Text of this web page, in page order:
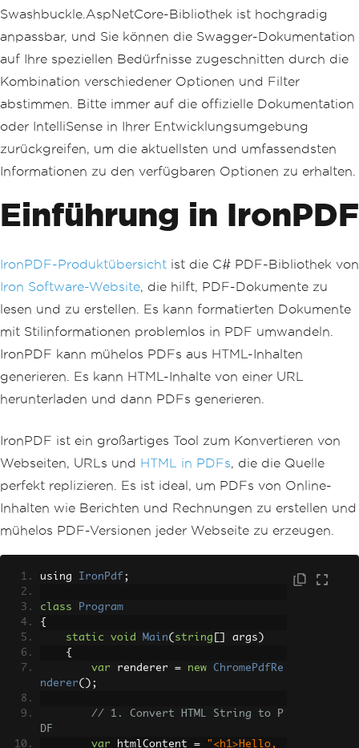
Swashbuckle.AspNetCore-Bibliothek ist hochgradig
anpassbar, und Sie können die Swagger-Dokumentation
auf Ihre speziellen Bedürfnisse zugeschnitten durch die
Kombination verschiedener Optionen und Filter
abstimmen. Bitte immer auf die offizielle Dokumentation
oder IntelliSense in Ihrer Entwicklungsumgebung
zurückgreifen, um die aktuellsten und umfassendsten
Informationen zu den verfügbaren Optionen zu erhalten.
Einführung in IronPDF
IronPDF-Produktübersicht ist die C# PDF-Bibliothek von
Iron Software-Website, die hilft, PDF-Dokumente zu
lesen und zu erstellen. Es kann formatierten Dokumente
mit Stilinformationen problemlos in PDF umwandeln.
IronPDF kann mühelos PDFs aus HTML-Inhalten
generieren. Es kann HTML-Inhalte von einer URL
herunterladen und dann PDFs generieren.
IronPDF ist ein großartiges Tool zum Konvertieren von
Webseiten, URLs und HTML in PDFs, die die Quelle
perfekt replizieren. Es ist ideal, um PDFs von Online-
Inhalten wie Berichten und Rechnungen zu erstellen und
mühelos PDF-Versionen jeder Webseite zu erzeugen.
using IronPdf ;
class
Program
{
static
void Main( string args )
{
var renderer = new
ChromePdfRe
nderer();
// 1. Convert HTML String to P
DF
var htmlContent =
"<h1>Hello,